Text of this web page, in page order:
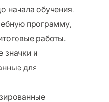
начала обучения.
программу,
работы.
значки и
для